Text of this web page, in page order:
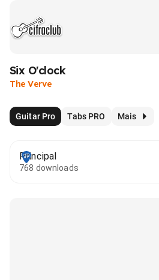
Six O'clock
The Verve
Guitar Pro Tabs PRO Mais
Principal
768 downloads